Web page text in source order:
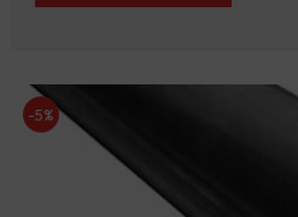
-5%